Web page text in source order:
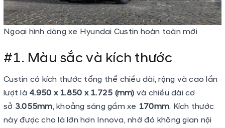
Ngoại hình dòng xe Hyundai Custin hoàn toàn mới
#1. Màu sắc và kích thước
Custin có kích thước tổng thể chiều dài, rộng và cao lần
lượt là 4.950 x 1.850 x 1.725 (mm) và chiều dài cơ
sở 3.055mm, khoảng sáng gầm xe 170mm. Kích thước
này được cho là lớn hơn Innova, nhờ đó không gian nội